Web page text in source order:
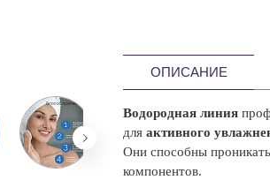
ОПИСАНИЕ
Водородная линия
для активного
Они способны
компонентов.